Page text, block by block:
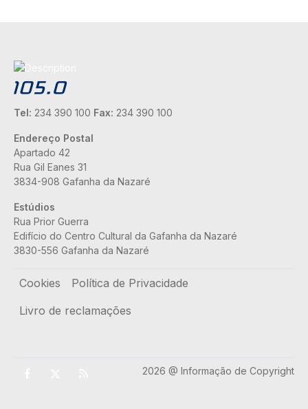
Tel: 234 390 100 Fax: 234 390 100
Endereço Postal
Apartado 42
Rua Gil Eanes 31
3834-908 Gafanha da Nazaré
Estúdios
Rua Prior Guerra
Edifício do Centro Cultural da Gafanha da Nazaré
3830-556 Gafanha da Nazaré
Rodapé
Cookies
Política de Privacidade
Livro de reclamações
2026 @ Informação de Copyright